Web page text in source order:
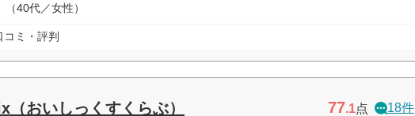
（40代／女性）
コミ・評判
（おいしっくすくらぶ） 77.1点 18件